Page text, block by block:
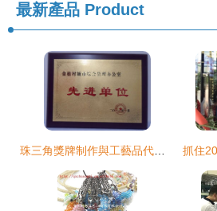
最新產品 Product